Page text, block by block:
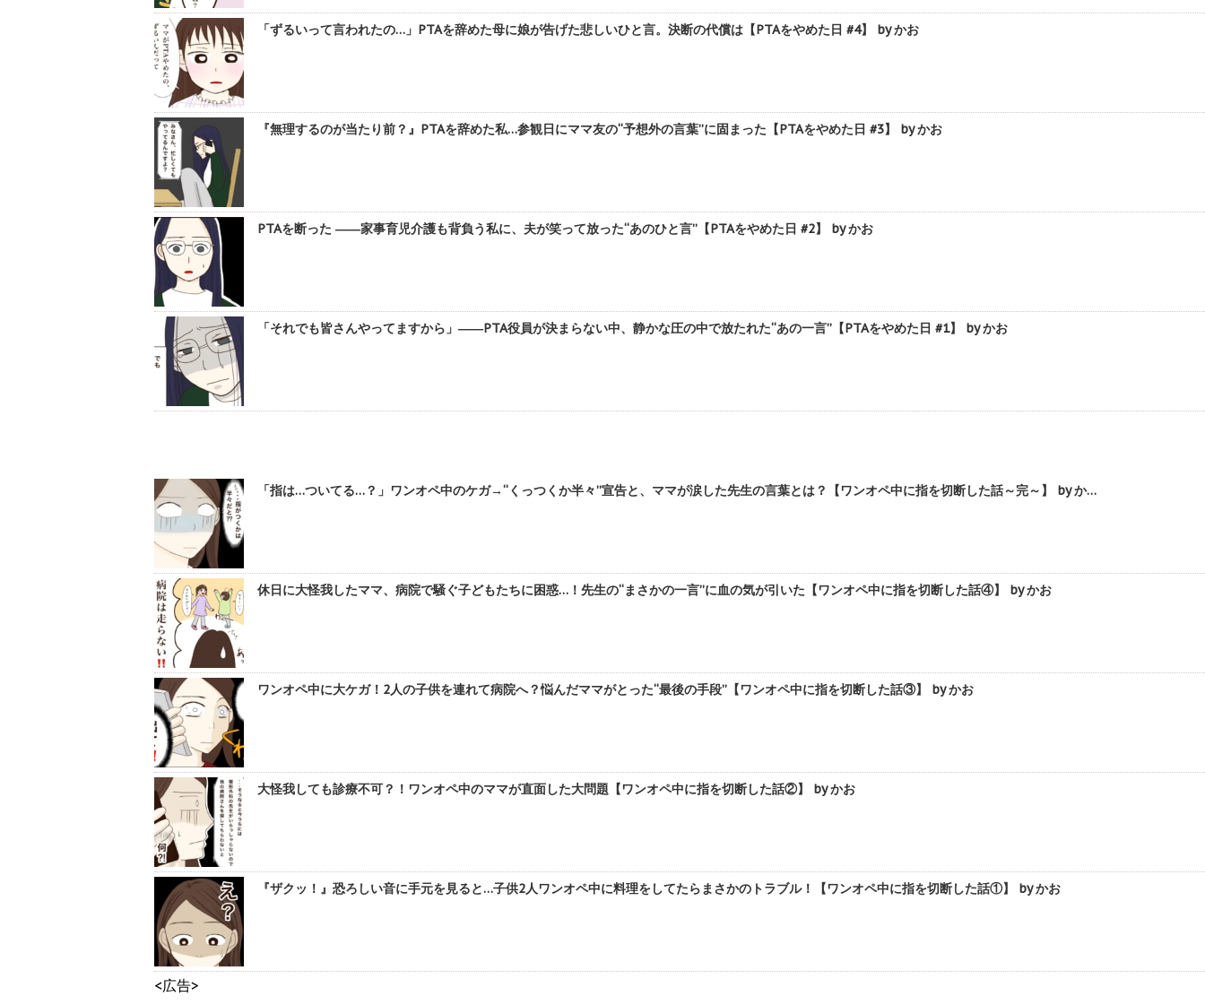
「ずるいって言われたの…」PTAを辞めた母に娘が告げた悲しいひと言。決断の代償は【PTAをやめた日 #4】 by かお
『無理するのが当たり前？』PTAを辞めた私…参観日にママ友の“予想外の言葉”に固まった【PTAをやめた日 #3】 by かお
PTAを断った ――家事育児介護も背負う私に、夫が笑って放った“あのひと言”【PTAをやめた日 #2】 by かお
「それでも皆さんやってますから」――PTA役員が決まらない中、静かな圧の中で放たれた“あの一言”【PTAをやめた日 #1】 by かお
「指は…ついてる…？」ワンオペ中のケガ→“くっつくか半々”宣告と、ママが涙した先生の言葉とは？【ワンオペ中に指を切断した話～完～】 by か…
休日に大怪我したママ、病院で騒ぐ子どもたちに困惑…！先生の“まさかの一言”に血の気が引いた【ワンオペ中に指を切断した話④】 by かお
ワンオペ中に大ケガ！2人の子供を連れて病院へ？悩んだママがとった“最後の手段”【ワンオペ中に指を切断した話③】 by かお
大怪我しても診療不可？！ワンオペ中のママが直面した大問題【ワンオペ中に指を切断した話②】 by かお
『ザクッ！』恐ろしい音に手元を見ると…子供2人ワンオペ中に料理をしてたらまさかのトラブル！【ワンオペ中に指を切断した話①】 by かお
<広告>